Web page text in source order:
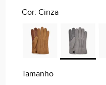
Cor: Cinza
Tamanho